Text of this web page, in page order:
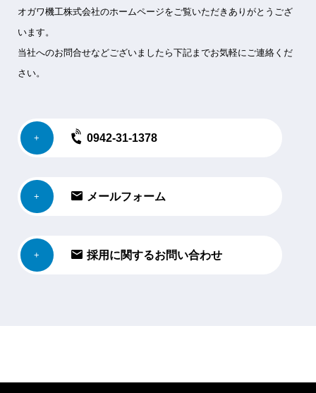
オガワ機工株式会社のホームページをご覧いただきありがとうござ
います。
当社へのお問合せなどございましたら下記までお気軽にご連絡くだ
さい。
0942-31-1378
メールフォーム
採用に関するお問い合わせ